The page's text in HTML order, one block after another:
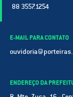
88 3557.1254
E-MAIL PARA CONTATO
ENDEREÇO DA